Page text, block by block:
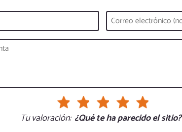
Tu valoración: ¿Qué te ha parecido el sitio?